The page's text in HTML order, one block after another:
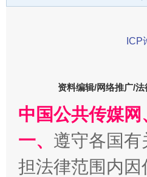
以产业富民促振兴
ICP
资料编辑/网络推广/法
中国公共传媒
一、 遵守各国
担法律范围内